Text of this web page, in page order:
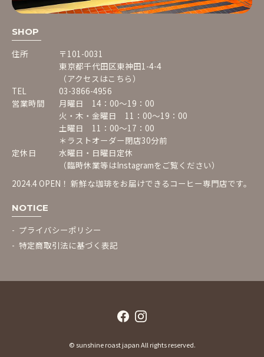
SHOP
住所
〒101-0031
東京都千代田区東神田1-4-4
（アクセスはこちら）
TEL
03-3866-4956
営業時間
月曜日 14：00〜19：00
火・木・金曜日 11：00〜19：00
土曜日 11：00〜17：00
＊ラストオーダー閉店30分前
定休日
水曜日・日曜日定休
（臨時休業等はInstagramをご覧ください）
2024.4 OPEN！ 新鮮な珈琲をお届けできるコーヒー専門店です。
NOTICE
プライバシーポリシー
特定商取引法に基づく表記
© sunshine roast japan All rights reserved.